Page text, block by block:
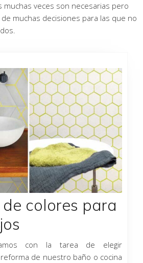
muchas veces son necesarias pero
muchas decisiones para las que no
colores para
con la tarea de elegir
de nuestro baño o cocina